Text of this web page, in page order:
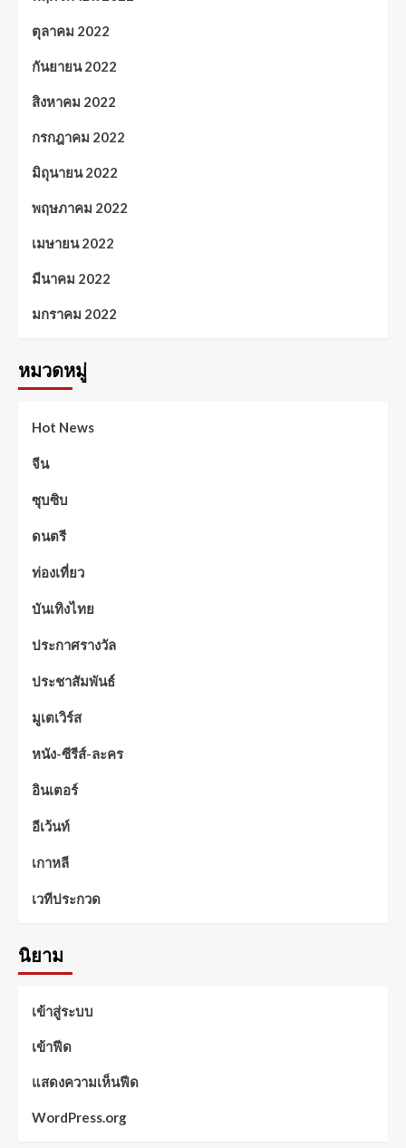
ตุลาคม 2022
กันยายน 2022
สิงหาคม 2022
กรกฎาคม 2022
มิถุนายน 2022
พฤษภาคม 2022
เมษายน 2022
มีนาคม 2022
มกราคม 2022
หมวดหมู่
Hot News
จีน
ซุบซิบ
ดนตรี
ท่องเที่ยว
บันเทิงไทย
ประกาศรางวัล
ประชาสัมพันธ์
มูเตเวิร์ส
หนัง-ซีรีส์-ละคร
อินเตอร์
อีเว้นท์
เกาหลี
เวทีประกวด
นิยาม
เข้าสู่ระบบ
เข้าฟีด
แสดงความเห็นฟีด
WordPress.org